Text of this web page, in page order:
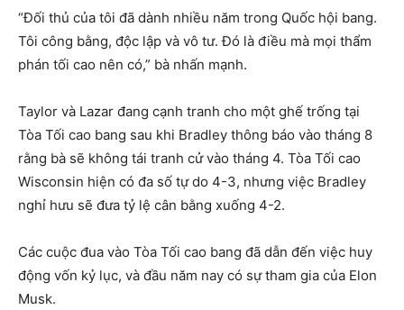
“Đối thủ của tôi đã dành nhiều năm trong Quốc hội bang.
Tôi công bằng, độc lập và vô tư. Đó là điều mà mọi thẩm
phán tối cao nên có,” bà nhấn mạnh.
Taylor và Lazar đang cạnh tranh cho một ghế trống tại
Tòa Tối cao bang sau khi Bradley thông báo vào tháng 8
rằng bà sẽ không tái tranh cử vào tháng 4. Tòa Tối cao
Wisconsin hiện có đa số tự do 4-3, nhưng việc Bradley
nghỉ hưu sẽ đưa tỷ lệ cân bằng xuống 4-2.
Các cuộc đua vào Tòa Tối cao bang đã dẫn đến việc huy
động vốn kỷ lục, và đầu năm nay có sự tham gia của Elon
Musk.